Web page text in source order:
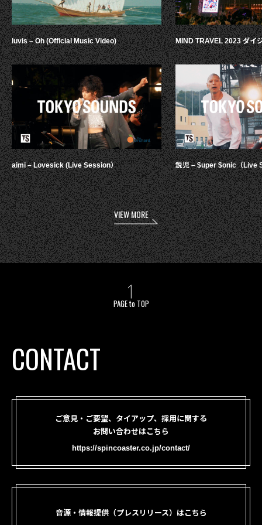
luvis – Oh (Official Music Video)
aimi – Lovesick (Live Session）
MIND TRAVEL 2023 ダイ
鋭児 – $uper $onic（Live
VIEW MORE
PAGE to TOP
CONTACT
ご意見・ご要望、タイアップ、採用に関する
お問い合わせはこちら
https://spincoaster.co.jp/contact/
音源・情報提供（プレスリリース）はこちら